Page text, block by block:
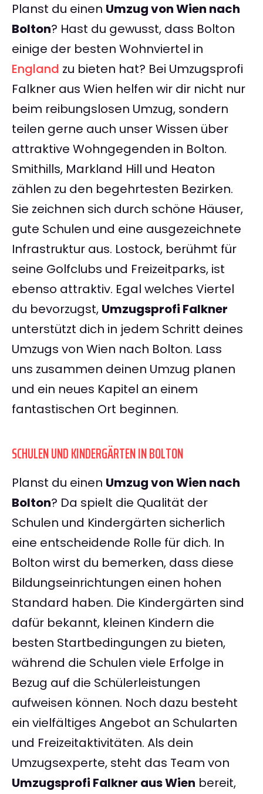
Planst du einen Umzug von Wien nach
Bolton? Hast du gewusst, dass Bolton
einige der besten Wohnviertel in
England zu bieten hat? Bei Umzugsprofi
Falkner aus Wien helfen wir dir nicht nur
beim reibungslosen Umzug, sondern
teilen gerne auch unser Wissen über
attraktive Wohngegenden in Bolton.
Smithills, Markland Hill und Heaton
zählen zu den begehrtesten Bezirken.
Sie zeichnen sich durch schöne Häuser,
gute Schulen und eine ausgezeichnete
Infrastruktur aus. Lostock, berühmt für
seine Golfclubs und Freizeitparks, ist
ebenso attraktiv. Egal welches Viertel
du bevorzugst, Umzugsprofi Falkner
unterstützt dich in jedem Schritt deines
Umzugs von Wien nach Bolton. Lass
uns zusammen deinen Umzug planen
und ein neues Kapitel an einem
fantastischen Ort beginnen.
SCHULEN UND KINDERGÄRTEN IN BOLTON
Planst du einen Umzug von Wien nach
Bolton? Da spielt die Qualität der
Schulen und Kindergärten sicherlich
eine entscheidende Rolle für dich. In
Bolton wirst du bemerken, dass diese
Bildungseinrichtungen einen hohen
Standard haben. Die Kindergärten sind
dafür bekannt, kleinen Kindern die
besten Startbedingungen zu bieten,
während die Schulen viele Erfolge in
Bezug auf die Schülerleistungen
aufweisen können. Noch dazu besteht
ein vielfältiges Angebot an Schularten
und Freizeitaktivitäten. Als dein
Umzugsexperte, steht das Team von
Umzugsprofi Falkner aus Wien bereit,